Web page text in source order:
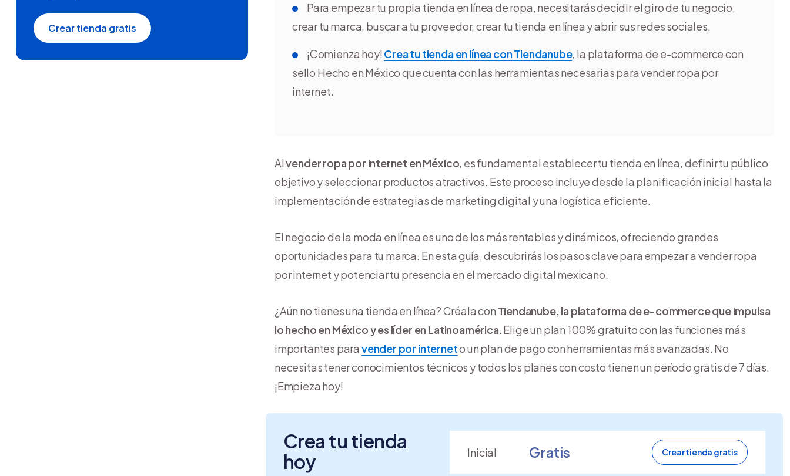
Para empezar tu propia tienda en línea de ropa, necesitarás decidir el giro de tu negocio,
crear tu marca, buscar a tu proveedor, crear tu tienda en línea y abrir sus redes sociales.
¡Comienza hoy! Crea tu tienda en línea con Tiendanube, la plataforma de e-commerce con
sello Hecho en México que cuenta con las herramientas necesarias para vender ropa por
internet.
Alvender ropa por internet en México, es fundamental establecer tu tienda en línea, definir tu público
objetivo y seleccionar productos atractivos. Este proceso incluye desde la planificación inicial hasta la
implementación de estrategias de marketing digital y una logística eficiente.
El negocio de la moda en línea es uno de los más rentables y dinámicos, ofreciendo grandes
oportunidades para tu marca. En esta guía, descubrirás los pasos clave para empezar a vender ropa
por internet y potenciar tu presencia en el mercado digital mexicano.
¿Aún no tienes una tienda en línea? Créala con Tiendanube, la plataforma de e-commerce que impulsa
lo hecho en México y es líder en Latinoamérica. Elige un plan 100% gratuito con las funciones más
importantes para vender por interneto un plan de pago con herramientas más avanzadas. No
necesitas tener conocimientos técnicos y todos los planes con costo tienen un período gratis de 7 días.
¡Empieza hoy!
Crea tu tienda
hoy
Inicial Gratis Crear tienda gratis
Crear tienda gratis